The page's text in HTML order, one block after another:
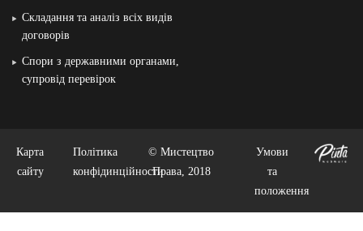
Складання та аналіз всіх видів
договорів
Спори з державними органами,
супровід перевірок
Карта
сайту
Політика
конфідинційности
© Мистецтво
Права, 2018
Умови
та
положення